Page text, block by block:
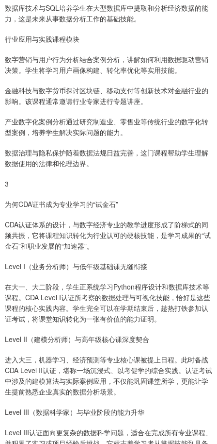
数据库技术与SQL培养学生在大型数据库中提取和分析经济数据的能
力，这是未来从事数据分析工作的基础技能。
行业应用与实践课程模块
数字营销与用户行为分析结合案例分析，讲解如何利用数据驱动营销
决策。学生将学习用户画像构建、转化率优化等实用技能。
金融科技与数字货币探讨区块链、移动支付等创新技术对金融行业的
影响。该课程通常邀请行业专家进行专题讲座。
产业数字化案例分析通过研究制造业、零售业等传统行业的数字化转
型案例，培养学生解决实际问题的能力。
数据治理与隐私保护随着数据法规日益完善，这门课程帮助学生理解
数据使用的法律和伦理边界。
3
为何CDA证书成为专业学习的“试金石”
CDA认证体系的设计，与数字经济专业的教学进度形成了阶梯式的同
频共振，它将课程知识转化为行业认可的硬核技能，是学习成果的“试
金石”和职业发展的“加速器”。
Level I（业务分析师）与低年级基础课无缝衔接
在大一、大二阶段，学生正系统学习Python程序设计和数据库技术等
课程。CDA Level I认证所考察的数据处理与可视化技能，恰好是这些
课程的核心实践内容。学生完全可以在学期结束后，趁热打铁参加认
证考试，将课堂知识转化为一张有价值的能力证明。
Level II（建模分析师）与高年级核心课深度契合
进入大三，机器学习、经济预测等专业核心课被提上日程。此时备战
CDA Level II认证，堪称一场沉浸式、以考促学的综合实践。认证考试
中涉及的建模算法与实际案例应用，不仅能巩固课堂所学，更能让学
生提前熟悉企业真实的数据分析场景。
Level III（数据科学家）与毕业阶段的能力升华
Level III认证面向更复杂的数据科学问题，适合在完成所有专业课程、